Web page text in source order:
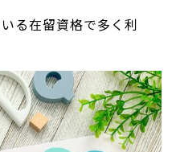
る在留資格で多く利